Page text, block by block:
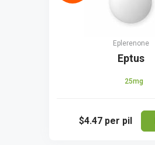
Eplerenone
Eptus
25mg
$4.47 per pil